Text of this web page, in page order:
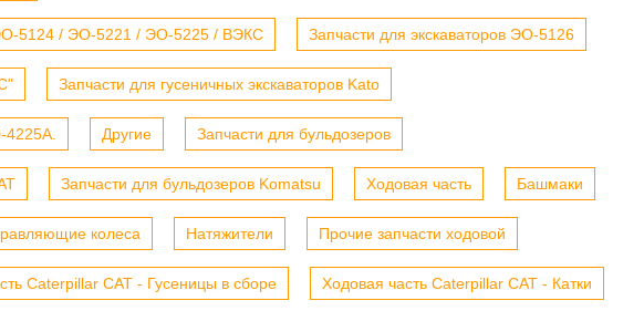
5124 / ЭО-5221 / ЭО-5225 / ВЭКС Запчасти для экскаваторов ЭО-5126
Запчасти для гусеничных экскаваторов Kato
4225А. Другие Запчасти для бульдозеров
Запчасти для бульдозеров Komatsu Ходовая часть Башмаки
колеса Натяжители Прочие запчасти ходовой
Caterpillar CAT - Гусеницы в сборе Ходовая часть Caterpillar CAT - Катки